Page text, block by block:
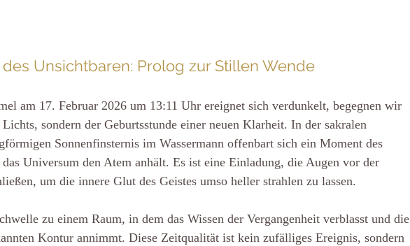
Unsichtbaren: Prolog zur Stillen Wende
am 17. Februar 2026 um 13:11 Uhr ereignet sich verdunkelt, begegnen wir
sondern der Geburtsstunde einer neuen Klarheit. In der sakralen
Sonnenfinsternis im Wassermann offenbart sich ein Moment des
Universum den Atem anhält. Es ist eine Einladung, die Augen vor der
um die innere Glut des Geistes umso heller strahlen zu lassen.
zu einem Raum, in dem das Wissen der Vergangenheit verblasst und die
Kontur annimmt. Diese Zeitqualität ist kein zufälliges Ereignis, sondern